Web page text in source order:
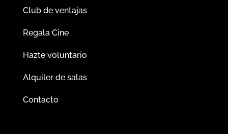
Club de ventajas
Regala Cine
Hazte voluntario
Alquiler de salas
Contacto